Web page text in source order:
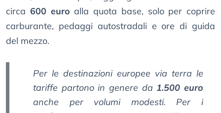
circa 600 euro alla quota base, solo per coprire
carburante, pedaggi autostradali e ore di guida
del mezzo.
Per le destinazioni europee via terra le
tariffe partono in genere da 1.500 euro
anche per volumi modesti. Per i